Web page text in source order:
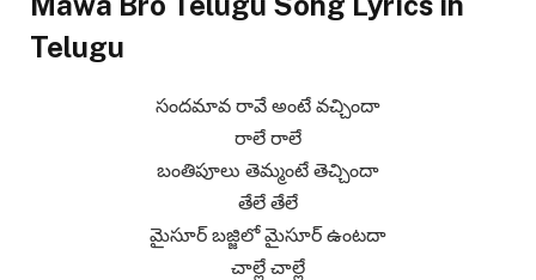
Telugu
సందమావ రావే అంటే వచ్చిందా
రాలే రాలే
బంతిపూలు తెమ్మంటే తెచ్చిందా
తేలే తేలే
మైసూర్ బజ్జిలో మైసూర్ ఉంటదా
చాల్లే చాల్లే